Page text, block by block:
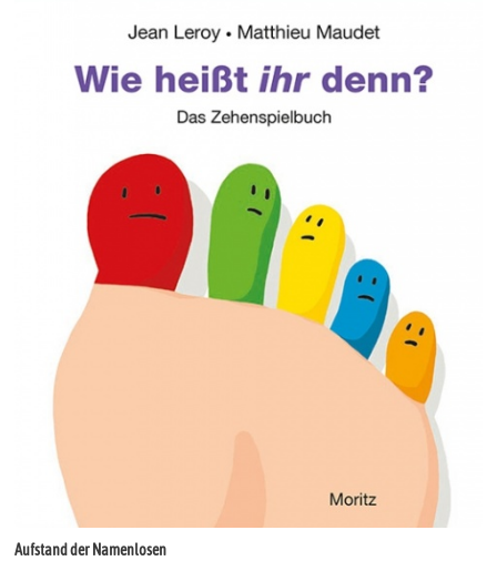
Aufstand der Namenlosen